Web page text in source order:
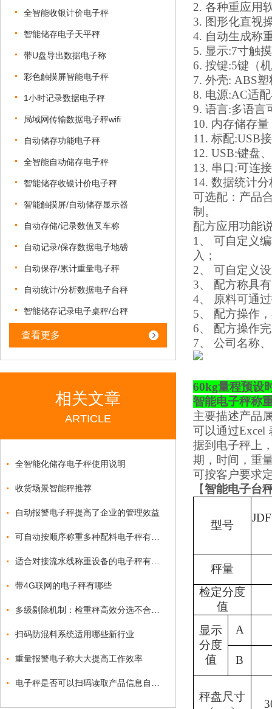
全智能收银计价电子秤
智能储存电子天平秤
带U盘导出数据电子称
彩色触摸屏智能电子秤
1小时记录数据电子秤
局域网传输数据电子秤wifi
自动储存功能电子秤
全智能自动储存电子秤
智能储存收银计价电子秤
智能触摸屏/自动储存显示器
自动存储/记录数值叉车称
自动记录/保存数据电子地磅
自动保存/累计重量电子秤
自动统计/分析数据电子台秤
智能储存记录电子桌秤/台秤
查看更多
相关文章
ARTICLE
全智能化储存电子秤使用说明
收货场景智能秤推荐
自动报警电子秤提高了企业的管理效益
带4G联网的电子秤有哪些
扫码防混料系统适用哪些新行业
重量报警电子称大大提高工作效率
2. 各种重应用
3. 图形化直视
4. 自动生成称
5. 显示:7寸触
6. 按键:5键（
7. 外壳: ABS塑
8. 电源:AC适
9. 语言:多语言
10. 内存储存量
11. 标配:USB
12. USB:键盘
13. 串口:可连
14. 数据统计
可选配：产品
制。
配方应用功能
1、 可自定义
入；
2、 可自定义
3、 配方称具
4、 原料可通
5、 配方操作
6、 配方操作
7、 公司名称
60kg量程预设
智能电子秤称
主要描述产品
可以通过Excel
据到电子秤上
期，时间，重
可按客户要求
【智能电子台
型号
JD
秤量
检定分度
值
显示
分度
值
A
B
秤盘尺寸